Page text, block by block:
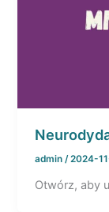
admin/2024-
Otwórz, aby